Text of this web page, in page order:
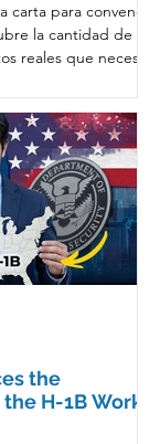
carta para convencer
la cantidad de
reales que necesitas
the
H-1B Work